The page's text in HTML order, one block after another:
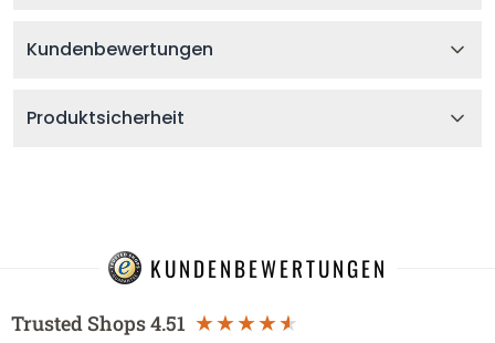
Kundenbewertungen
Produktsicherheit
KUNDENBEWERTUNGEN
Trusted Shops4.51